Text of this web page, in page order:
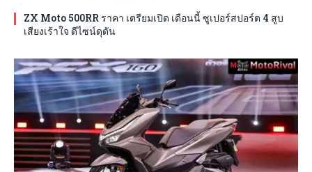
ZX Moto 500RR ราคา เตรียมเปิด เดือนนี้ ซูเปอร์สปอร์ต 4 สูบ
เสียงเร้าใจ ดีไซน์ดุดัน